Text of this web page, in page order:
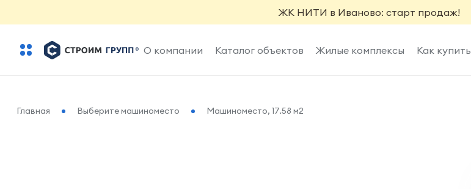
ЖК НИТИ в Иваново: старт продаж!
О компании Каталог объектов Жилые комплексы Как купить
Главная Выберите машиноместо Машиноместо, 17.58 м2